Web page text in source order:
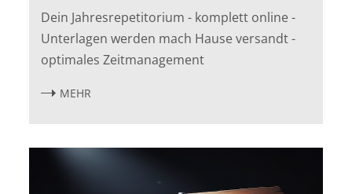
Dein Jahresrepetitorium - komplett online -
Unterlagen werden mach Hause versandt -
optimales Zeitmanagement
MEHR
Regensburg
Rostock
Saarbrücken